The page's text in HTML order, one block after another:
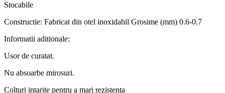
Stocabile
Constructie: Fabricat din otel inoxidabil Grosime (mm) 0.6-0.7
Informatii aditionale:
Usor de curatat.
Nu absoarbe mirosuri.
Colturi intarite pentru a mari rezistenta